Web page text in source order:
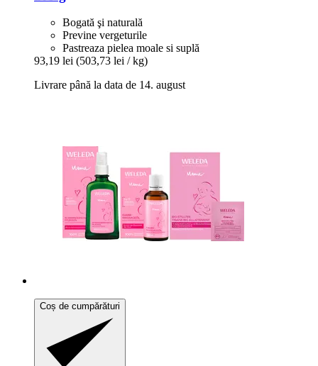
Bogată şi naturală
Previne vergeturile
Pastreaza pielea moale si suplă
93,19 lei (503,73 lei / kg)
Livrare până la data de 14. august
Coș de cumpărături